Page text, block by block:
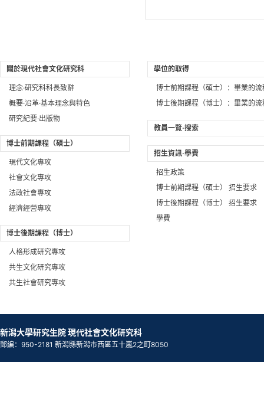
關於現代社會文化研究科
理念·研究科科長致辭
概要·沿革·基本理念與特色
研究紀要·出版物
博士前期課程（碩士）
現代文化專攻
社會文化專攻
法政社會專攻
經濟經營專攻
博士後期課程（博士）
人格形成研究專攻
共生文化研究專攻
共生社會研究專攻
學位的取得
博士前期課程（碩士）：畢業的流
博士後期課程（博士）：畢業的流
教員一覽·搜索
招生資訊·學費
招生政策
博士前期課程（碩士） 招生要求
博士後期課程（博士） 招生要求
學費
新潟大學研究生院 現代社會文化研究科
郵編：950-2181 新潟縣新潟市西區五十嵐2之町8050